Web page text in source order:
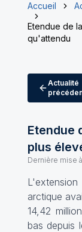
Accueil
Etendue de
qu'attendu
Actualité
Etendue
plus
Dernière mise
arctique
14,42
bas depuis